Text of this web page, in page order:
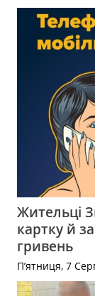
Жительці
картку й
гривень
П’ятниця, 7